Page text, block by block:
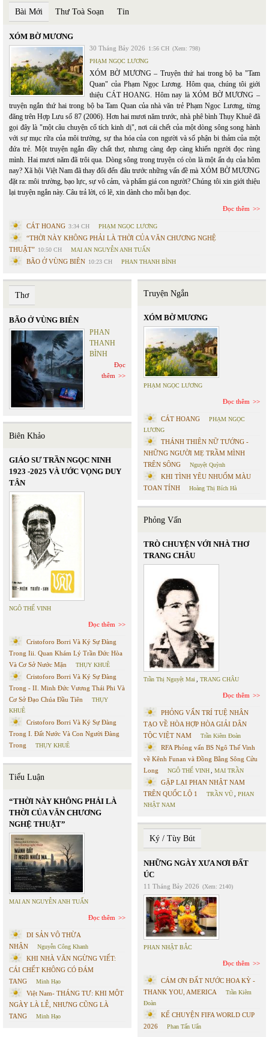
Bài Mới Thư Toà Soạn Tin
XÓM BỜ MƯƠNG
30 Tháng Bảy 2026 1:56 CH (Xem: 798)
PHẠM NGỌC LƯƠNG
XÓM BỜ MƯƠNG – Truyện thứ hai trong bộ ba "Tam
Quan" của Phạm Ngọc Lương. Hôm qua, chúng tôi giới
thiệu CÁT HOANG. Hôm nay là XÓM BỜ MƯƠNG –
truyện ngắn thứ hai trong bộ ba Tam Quan của nhà văn trẻ Phạm Ngọc Lương, từng
đăng trên Hợp Lưu số 87 (2006). Hơn hai mươi năm trước, nhà phê bình Thụy Khuê đã
gọi đây là "một câu chuyện cổ tích kinh dị", nơi cái chết của một dòng sông song hành
với sự mục rữa của môi trường, sự tha hóa của con người và số phận bi thảm của một
đứa trẻ. Một truyện ngắn đầy chất thơ, nhưng càng đẹp càng khiến người đọc rùng
mình. Hai mươi năm đã trôi qua. Dòng sông trong truyện có còn là một ẩn dụ của hôm
nay? Xã hội Việt Nam đã thay đổi đến đâu trước những vấn đề mà XÓM BỜ MƯƠNG
đặt ra: môi trường, bạo lực, sự vô cảm, và phẩm giá con người? Chúng tôi xin giới thiệu
lại truyện ngắn này. Câu trả lời, có lẽ, xin dành cho mỗi bạn đọc.
Đọc thêm
CÁT HOANG 3:34 CH PHẠM NGỌC LƯƠNG
“THỜI NÀY KHÔNG PHẢI LÀ THỜI CỦA VĂN CHƯƠNG NGHỆ
THUẬT” 10:50 CH MAI AN NGUYỄN ANH TUẤN
BÃO Ở VÙNG BIÊN 10:23 CH PHAN THANH BÌNH
Thơ
BÃO Ở VÙNG BIÊN
PHAN
THANH
BÌNH
Đọc
thêm
Biên Khảo
GIÁO SƯ TRẦN NGỌC NINH
1923 -2025 VÀ ƯỚC VỌNG DUY
TÂN
NGÔ THẾ VINH
Đọc thêm
Cristoforo Borri Và Ký Sự Đàng
Trong Iii. Quan Khám Lý Trần Đức Hòa
Và Cơ Sở Nước Mặn
THỤY KHUÊ
Cristoforo Borri Và Ký Sự Đàng
Trong - II. Minh Đức Vương Thái Phi Và
Cơ Sở Đạo Chúa Đầu Tiên
THỤY
KHUÊ
Cristoforo Borri Và Ký Sự Đàng
Trong I. Đất Nước Và Con Người Đàng
Trong
THỤY KHUÊ
Tiểu Luận
“THỜI NÀY KHÔNG PHẢI LÀ
THỜI CỦA VĂN CHƯƠNG
NGHỆ THUẬT”
MAI AN NGUYỄN ANH TUẤN
Đọc thêm
DI SẢN VÔ THỪA
NHẬN
Nguyễn Công Khanh
KHI NHÀ VĂN NGỪNG VIẾT:
CÁI CHẾT KHÔNG CÓ ĐÁM
TANG
Minh Hạo
Việt Nam- THÁNG TƯ: KHI MỘT
NGÀY LÀ LỄ, NHƯNG CŨNG LÀ
TANG
Minh Hạo
Truyện Ngắn
XÓM BỜ MƯƠNG
PHẠM NGỌC LƯƠNG
Đọc thêm
CÁT HOANG
PHẠM NGỌC
LƯƠNG
THÁNH THIÊN NỮ TƯỚNG -
NHỮNG NGƯỜI MẸ TRẦM MÌNH
TRÊN SÔNG
Nguyệt Quỳnh
KHI TÌNH YÊU NHUỐM MÀU
TOAN TÍNH
Hoàng Thị Bích Hà
Phỏng Vấn
TRÒ CHUYỆN VỚI NHÀ THƠ
TRANG CHÂU
Trần Thị Nguyệt Mai TRANG CHÂU
Đọc thêm
PHỎNG VẤN TRÍ TUỆ NHÂN
TẠO VỀ HÒA HỢP HÒA GIẢI DÂN
TỘC VIỆT NAM
Trần Kiêm Đoàn
RFA Phỏng vấn BS Ngô Thế Vinh
về Kênh Funan và Đồng Bằng Sông Cửu
Long
NGÔ THẾ VINH MAI TRẦN
GẶP LẠI PHAN NHẬT NAM
TRÊN QUỐC LỘ 1
TRẦN VŨ
PHAN
NHẬT NAM
Ký / Tùy Bút
NHỮNG NGÀY XƯA NƠI ĐẤT
ÚC
11 Tháng Bảy 2026 (Xem: 2140)
PHAN NHẬT BẮC
Đọc thêm
CÁM ƠN ĐẤT NƯỚC HOA KỲ -
THANK YOU, AMERICA
Trần Kiêm
Đoàn
KỂ CHUYỆN FIFA WORLD CUP
2026
Phan Tấn Uẩn